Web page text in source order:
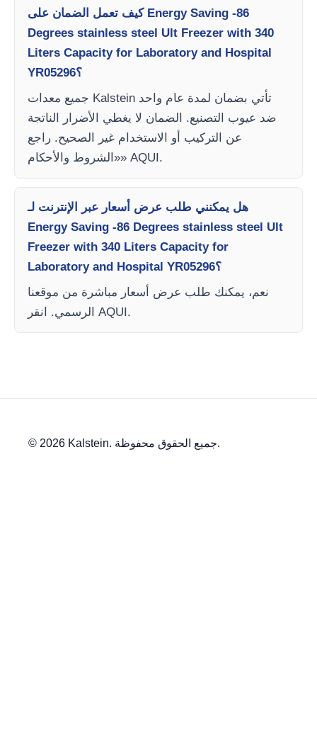
كيف تعمل الضمان على Energy Saving -86
Degrees stainless steel Ult Freezer with 340
Liters Capacity for Laboratory and Hospital
YR05296؟
جميع معدات Kalstein تأتي بضمان لمدة عام واحد
ضد عيوب التصنيع. الضمان لا يغطي الأضرار الناتجة
عن التركيب أو الاستخدام غير الصحيح. راجع
«الشروط والأحكام» AQUI.
هل يمكنني طلب عرض أسعار عبر الإنترنت لـ
Energy Saving -86 Degrees stainless steel Ult
Freezer with 340 Liters Capacity for
Laboratory and Hospital YR05296؟
نعم، يمكنك طلب عرض أسعار مباشرة من موقعنا
الرسمي. انقر AQUI.
© 2026 Kalstein. جميع الحقوق محفوظة.